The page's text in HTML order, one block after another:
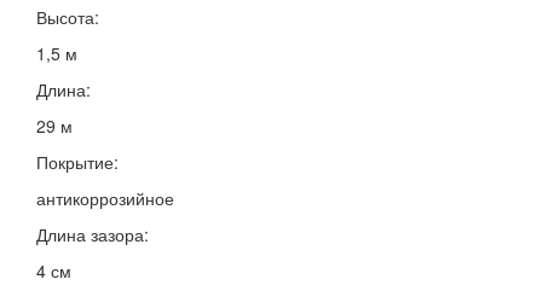
Высота:
1,5 м
Длина:
29 м
Покрытие:
антикоррозийное
Длина зазора:
4 см